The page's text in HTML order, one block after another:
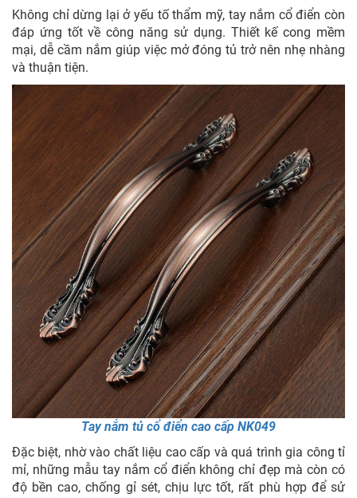
Không chỉ dừng lại ở yếu tố thẩm mỹ, tay nắm cổ điển còn
đáp ứng tốt về công năng sử dụng. Thiết kế cong mềm
mại, dễ cầm nắm giúp việc mở đóng tủ trở nên nhẹ nhàng
và thuận tiện.
Tay nắm tủ cổ điển cao cấp NK049
Đặc biệt, nhờ vào chất liệu cao cấp và quá trình gia công tỉ
mỉ, những mẫu tay nắm cổ điển không chỉ đẹp mà còn có
độ bền cao, chống gỉ sét, chịu lực tốt, rất phù hợp để sử